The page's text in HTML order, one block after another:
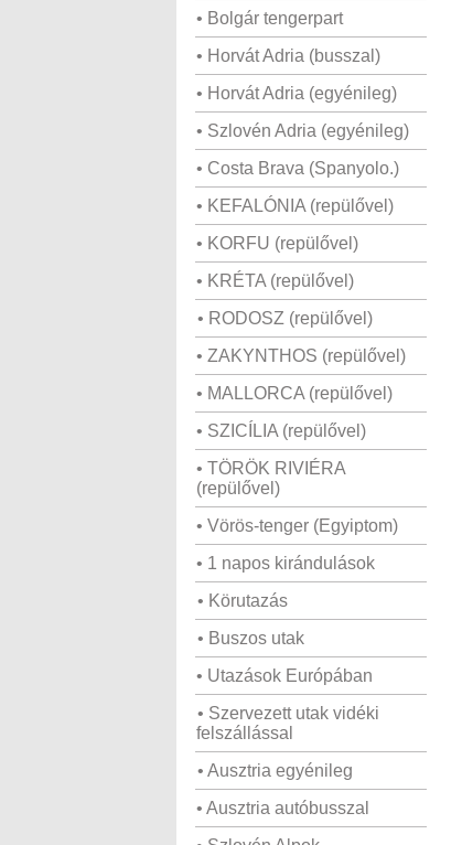
• Bolgár tengerpart
• Horvát Adria (busszal)
• Horvát Adria (egyénileg)
• Szlovén Adria (egyénileg)
• Costa Brava (Spanyolo.)
• KEFALÓNIA (repülővel)
• KORFU (repülővel)
• KRÉTA (repülővel)
• RODOSZ (repülővel)
• ZAKYNTHOS (repülővel)
• MALLORCA (repülővel)
• SZICÍLIA (repülővel)
• TÖRÖK RIVIÉRA
(repülővel)
• Vörös-tenger (Egyiptom)
• 1 napos kirándulások
• Körutazás
• Buszos utak
• Utazások Európában
• Szervezett utak vidéki
felszállással
• Ausztria egyénileg
• Ausztria autóbusszal